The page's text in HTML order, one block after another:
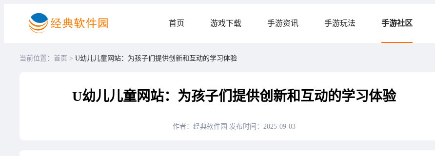
首页 游戏下载 手游资讯 手游玩法 手游社区
当前位置：首页 > U幼儿儿童网站：为孩子们提供创新和互动的学习体验
U幼儿儿童网站：为孩子们提供创新和互动的学习体验
作者：经典软件园 发布时间：2025-09-03